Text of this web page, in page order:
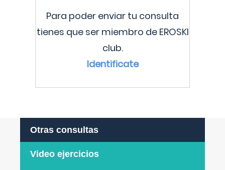
Para poder enviar tu consulta
tienes que ser miembro de EROSKI
club.
Identificate
Otras consultas
Video ejercicios